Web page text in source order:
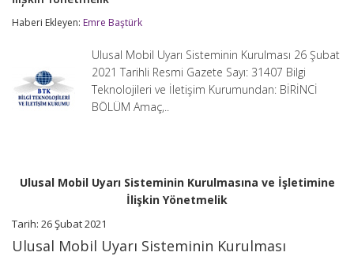
ve
İlişkin
Haberi Ekleyen: Emre Baştürk
Ulusal Mobil Uyarı Sisteminin Kurulması 26 Şubat
2021 Tarihli Resmi Gazete Sayı: 31407 Bilgi
Teknolojileri ve İletişim Kurumundan: BİRİNCİ
BÖLÜM Amaç,..
Ulusal Mobil Uyarı Sisteminin Kurulmasına ve İşletimine
İlişkin Yönetmelik
Tarih: 26 Şubat 2021
Ulusal Mobil Uyarı Sisteminin Kurulması